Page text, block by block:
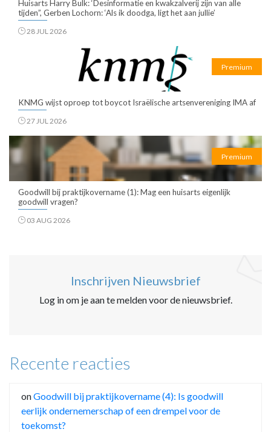
Huisarts Harry Bulk: ‘Desinformatie en kwakzalverij zijn van alle
tijden”, Gerben Lochorn: ‘Als ik doodga, ligt het aan jullie’
28 JUL 2026
Premium
KNMG wijst oproep tot boycot Israëlische artsenvereniging IMA af
27 JUL 2026
Premium
Goodwill bij praktijkovername (1): Mag een huisarts eigenlijk
goodwill vragen?
03 AUG 2026
Inschrijven Nieuwsbrief
Log in om je aan te melden voor de nieuwsbrief.
Recente reacties
onGoodwill bij praktijkovername (4): Is goodwill
eerlijk ondernemerschap of een drempel voor de
toekomst?